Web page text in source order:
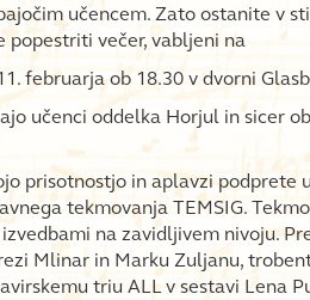
učencem. Zato ostanite v
popestriti večer, vabljeni na
februarja ob 18.30 v dvorni
učenci oddelka Horjul in sicer
prisotnostjo in aplavzi podprete
tekmovanja TEMSIG.
na zavidljivem nivoju.
Mlinar in Marku Zuljanu,
triu ALL v sestavi Lena